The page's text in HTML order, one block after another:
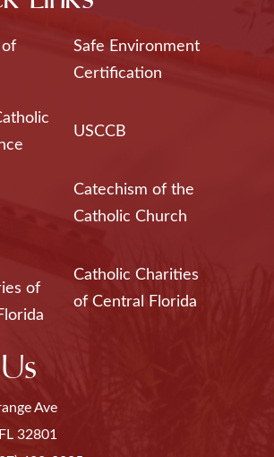
of
Safe Environment
Certification
USCCB
Catechism of the
Catholic Church
of
Catholic Charities
of Central Florida
Ave
32801